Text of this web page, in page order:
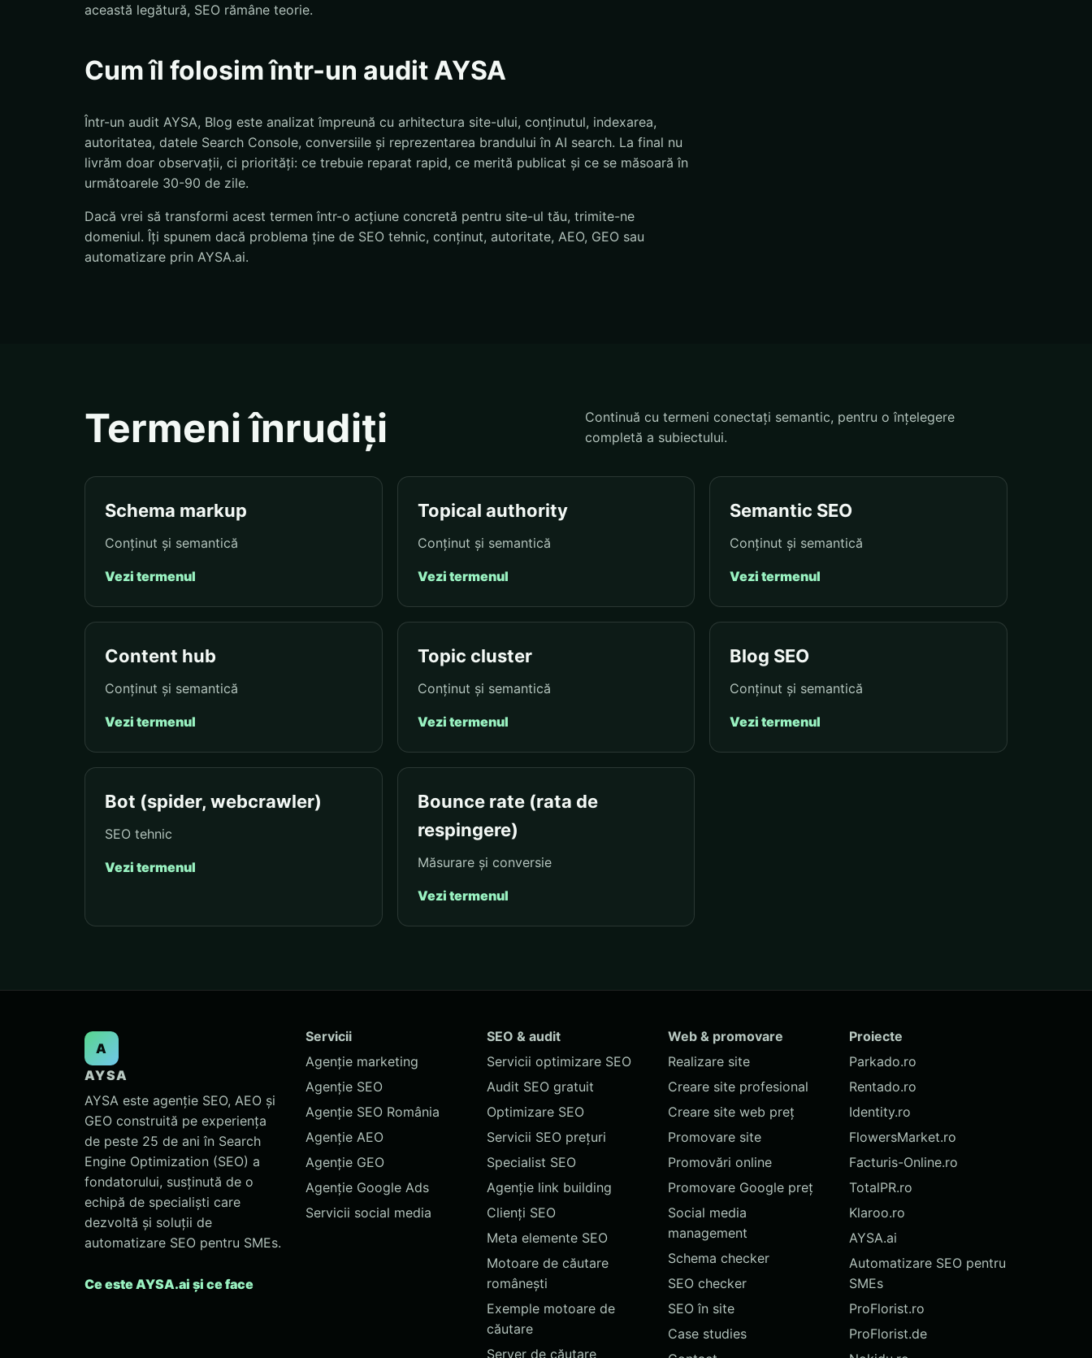
această legătură, SEO rămâne teorie.
Cum îl folosim într-un audit AYSA
Într-un audit AYSA, Blog este analizat împreună cu arhitectura site-ului, conținutul, indexarea,
autoritatea, datele Search Console, conversiile și reprezentarea brandului în AI search. La final nu
livrăm doar observații, ci priorități: ce trebuie reparat rapid, ce merită publicat și ce se măsoară în
următoarele 30-90 de zile.
Dacă vrei să transformi acest termen într-o acțiune concretă pentru site-ul tău, trimite-ne
domeniul. Îți spunem dacă problema ține de SEO tehnic, conținut, autoritate, AEO, GEO sau
automatizare prin AYSA.ai.
Termeni înrudiți
Continuă cu termeni conectați semantic, pentru o înțelegere
completă a subiectului.
Schema markup
Conținut și semantică
Vezi termenul
Topical authority
Conținut și semantică
Vezi termenul
Semantic SEO
Conținut și semantică
Vezi termenul
Content hub
Conținut și semantică
Vezi termenul
Topic cluster
Conținut și semantică
Vezi termenul
Blog SEO
Conținut și semantică
Vezi termenul
Bot (spider, webcrawler)
SEO tehnic
Vezi termenul
Bounce rate (rata de
respingere)
Măsurare și conversie
Vezi termenul
A
AYSA
AYSA este agenție SEO, AEO și
GEO construită pe experiența
de peste 25 de ani în Search
Engine Optimization (SEO) a
fondatorului, susținută de o
echipă de specialiști care
dezvoltă și soluții de
automatizare SEO pentru SMEs.
Ce este AYSA.ai și ce face
Servicii
Agenție marketing
Agenție SEO
Agenție SEO România
Agenție AEO
Agenție GEO
Agenție Google Ads
Servicii social media
SEO & audit
Servicii optimizare SEO
Audit SEO gratuit
Optimizare SEO
Servicii SEO prețuri
Specialist SEO
Agenție link building
Clienți SEO
Meta elemente SEO
Motoare de căutare
românești
Exemple motoare de
căutare
Server de căutare
Web & promovare
Realizare site
Creare site profesional
Creare site web preț
Promovare site
Promovări online
Promovare Google preț
Social media
management
Schema checker
SEO checker
SEO în site
Case studies
Proiecte
Parkado.ro
Rentado.ro
Identity.ro
FlowersMarket.ro
Facturis-Online.ro
TotalPR.ro
Klaroo.ro
AYSA.ai
Automatizare SEO pentru
SMEs
ProFlorist.ro
ProFlorist.de